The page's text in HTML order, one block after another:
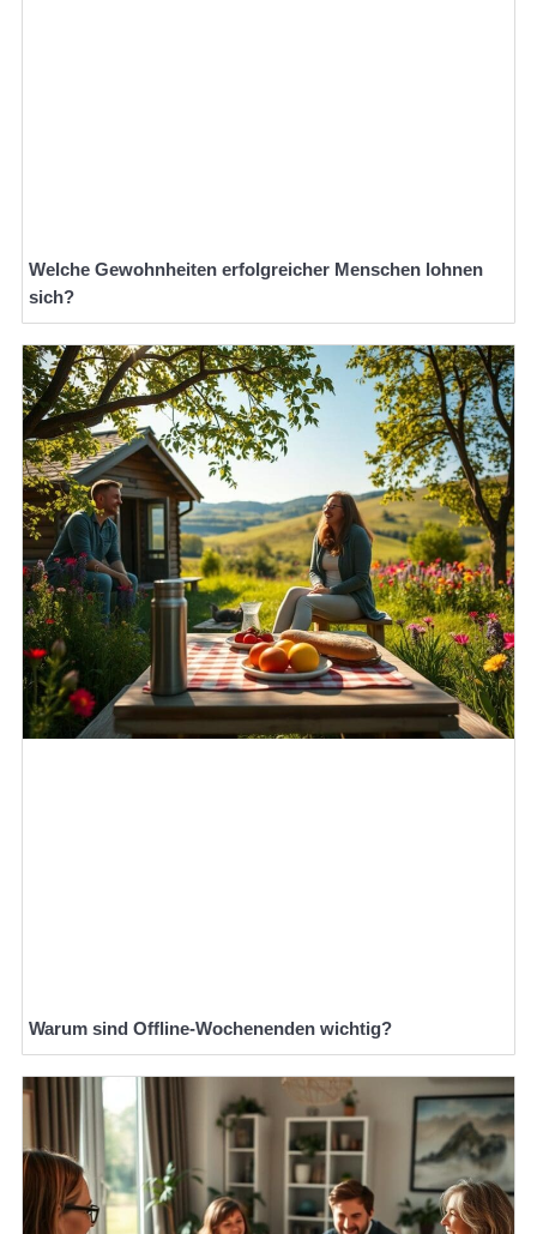
Welche Gewohnheiten erfolgreicher Menschen lohnen
sich?
Warum sind Offline-Wochenenden wichtig?